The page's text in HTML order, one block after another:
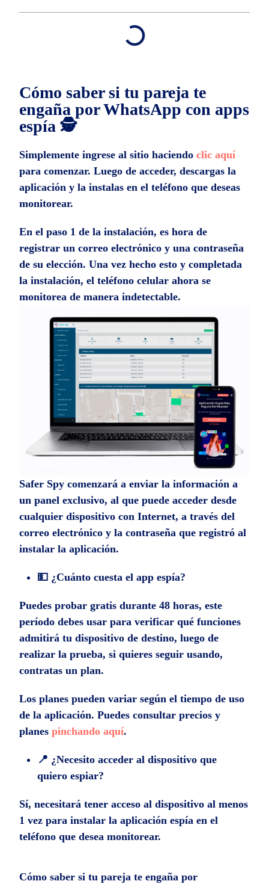
Cómo saber si tu pareja te
engaña por WhatsApp con apps
espía 🕵️
Simplemente ingrese al sitio haciendoclic aquí
para comenzar. Luego de acceder, descargas la
aplicación y la instalas en el teléfono que deseas
monitorear.
En el paso 1 de la instalación, es hora de
registrar un correo electrónico y una contraseña
de su elección. Una vez hecho esto y completada
la instalación, el teléfono celular ahora se
monitorea de manera indetectable.
Safer Spy comenzará a enviar la información a
un panel exclusivo, al que puede acceder desde
cualquier dispositivo con Internet, a través del
correo electrónico y la contraseña que registró al
instalar la aplicación.
💵 ¿Cuánto cuesta el appespía?
Puedes probar gratis durante 48 horas, este
período debes usar para verificar qué funciones
admitirá tu dispositivo de destino, luego de
realizar la prueba, si quieres seguir usando,
contratas un plan.
Los planes pueden variar según el tiempo de uso
de la aplicación. Puedes consultar precios y
planes pinchando aquí.
📍 ¿Necesito acceder al dispositivo que
quiero espiar?
Sí, necesitará tener acceso al dispositivo al menos
1 vez para instalar la aplicación espía en el
teléfono que desea monitorear.
Cómo saber si tu pareja te engaña por